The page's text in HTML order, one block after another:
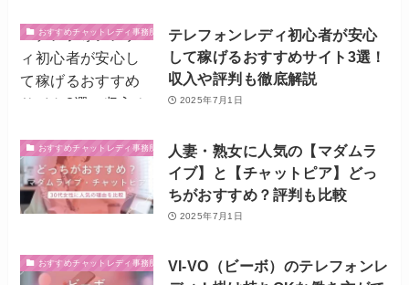
おすすめチャットレディ事務所・サイトテレフォンレディ初心者が安心
して稼げるおすすめサイト3選！
収入や評判も徹底解説
2025年7月1日
おすすめチャットレディ事務所・サイト人妻・熟女に人気の【マダムラ
イブ】と【チャットピア】どっ
ちがおすすめ？評判も比較
2025年7月1日
おすすめチャットレディ事務所・サイトVI-VO（ビーボ）のテレフォンレ